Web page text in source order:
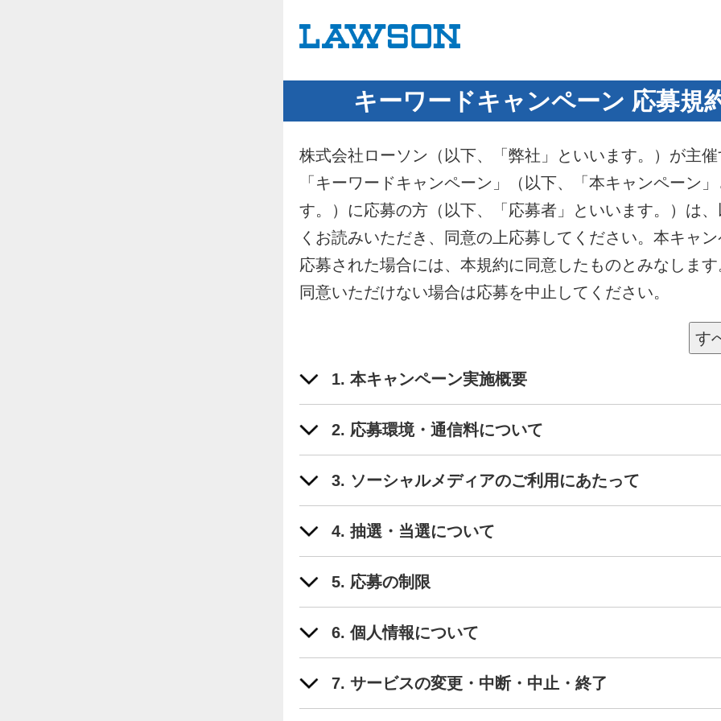
キーワードキャンペーン 応募規
株式会社ローソン（以下、「弊社」といいます。）が主
「キーワードキャンペーン」（以下、「本キャンペーン
す。）に応募の方（以下、「応募者」といいます。）は
くお読みいただき、同意の上応募してください。本キャ
応募された場合には、本規約に同意したものとみなしま
同意いただけない場合は応募を中止してください。
す
1. 本キャンペーン実施概要
2. 応募環境・通信料について
3. ソーシャルメディアのご利用にあたって
4. 抽選・当選について
5. 応募の制限
6. 個人情報について
7. サービスの変更・中断・中止・終了